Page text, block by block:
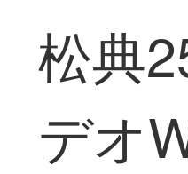
松典
デオ